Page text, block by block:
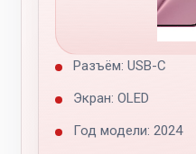
Разъём: USB-C
Экран: OLED
Год модели: 2024